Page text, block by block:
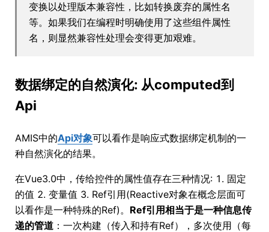
变换以处理版本兼容性，比如转换废弃的属性名
等。如果我们在编程时明确使用了这些组件属性
名，则显然兼容性处理会变得更加艰难。
数据绑定的自然演化: 从computed到
Api
AMIS中的Api对象可以看作是响应式数据绑定机制的一
种自然演化的结果。
在Vue3.0中，传给控件的属性值存在三种情况: 1. 固定
的值 2. 变量值 3. Ref引用(Reactive对象在概念层面可
以看作是一种特殊的Ref)。 Ref引用相当于是一种信息传
递的管道 ：一次构建（传入和持有Ref），多次使用（每